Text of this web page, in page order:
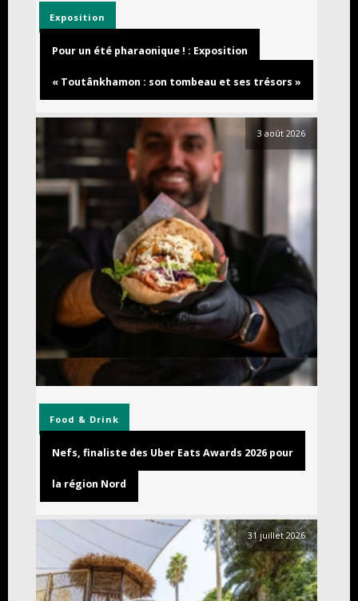
Exposition
Pour un été pharaonique ! : Exposition
« Toutânkhamon : son tombeau et ses trésors »
3 août 2026
Food & Drink
Nefs, finaliste des Uber Eats Awards 2026 pour
la région Nord
31 juillet 2026